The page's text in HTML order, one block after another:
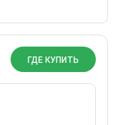
ГДЕ КУПИТЬ